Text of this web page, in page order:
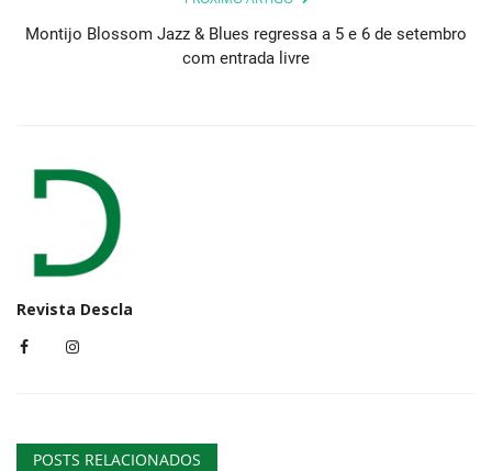
Montijo Blossom Jazz & Blues regressa a 5 e 6 de setembro
com entrada livre
Revista Descla
POSTS RELACIONADOS